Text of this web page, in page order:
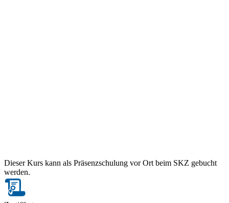
Dieser Kurs kann als Präsenzschulung vor Ort beim SKZ gebucht
werden.